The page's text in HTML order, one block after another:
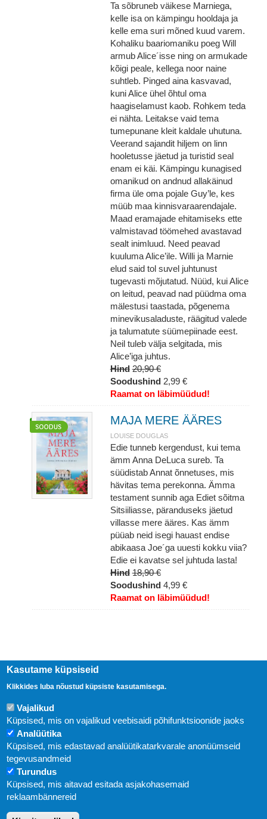
Ta sõbruneb väikese Marniega,
kelle isa on kämpingu hooldaja ja
kelle ema suri mõned kuud varem.
Kohaliku baariomaniku poeg Will
armub Alice´isse ning on armukade
kõigi peale, kellega noor naine
suhtleb. Pinged aina kasvavad,
kuni Alice ühel õhtul oma
haagiselamust kaob. Rohkem teda
ei nähta. Leitakse vaid tema
tumepunane kleit kaldale uhutuna.
Veerand sajandit hiljem on linn
hooletusse jäetud ja turistid seal
enam ei käi. Kämpingu kunagised
omanikud on andnud allakäinud
firma üle oma pojale Guy’le, kes
müüb maa kinnisvaraarendajale.
Maad eramajade ehitamiseks ette
valmistavad töömehed avastavad
sealt inimluud. Need peavad
kuuluma Alice’ile. Willi ja Marnie
elud said tol suvel juhtunust
tugevasti mõjutatud. Nüüd, kui Alice
on leitud, peavad nad püüdma oma
mälestusi taastada, põgenema
minevikusaladuste, räägitud valede
ja talumatute süümepiinade eest.
Neil tuleb välja selgitada, mis
Alice’iga juhtus.
Hind 20,90 €
Soodushind 2,99 €
Raamat on läbimüüdud!
MAJA MERE ÄÄRES
LOUISE DOUGLAS
Edie tunneb kergendust, kui tema
ämm Anna DeLuca sureb. Ta
süüdistab Annat õnnetuses, mis
hävitas tema perekonna. Ämma
testament sunnib aga Ediet sõitma
Sitsiiliasse, päranduseks jäetud
villasse mere ääres. Kas ämm
püüab neid isegi hauast endise
abikaasa Joe´ga uuesti kokku viia?
Edie ei kavatse sel juhtuda lasta!
Hind 18,90 €
Soodushind 4,99 €
Raamat on läbimüüdud!
Uudised
KIRJASTUS PEGASUS OÜ © 2020
Paldiski mnt. 29 (A korpus VI korrus), Tallinn
Kasutame küpsiseid
Klikkides luba nõustud küpsiste kasutamisega.
Vajalikud
Küpsised, mis on vajalikud veebisaidi põhifunktsioonide jaoks
Analüütika
Küpsised, mis edastavad analüütikatarkvarale anonüümseid
tegevusandmeid
Turundus
Küpsised, mis aitavad esitada asjakohasemaid
reklaambännereid